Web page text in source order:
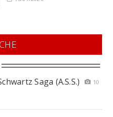
Saga (A.S.S.)
10